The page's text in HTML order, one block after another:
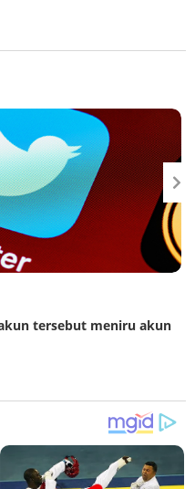
tersebut meniru akun